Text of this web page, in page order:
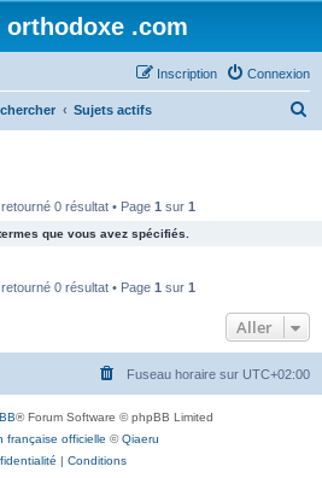
.com
Connexion
Inscription
Sujets actifs
e
r
0 résultat • Page 1 sur 1
que vous avez spécifiés.
0 résultat • Page 1 sur 1
Aller
Fuseau horaire sur UTC+02:00
® Forum Software © phpBB Limited
française officielle ©Qiaeru
| Conditions